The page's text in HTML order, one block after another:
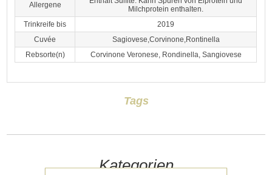
Allergene
Milchprotein enthalten.
Trinkreife bis
2019
Cuvée
Sagiovese,Corvinone,Rontinella
Rebsorte(n)
Corvinone Veronese, Rondinella, Sangiovese
Tags
Kategorien